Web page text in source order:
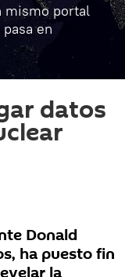
mismo portal
en
datos
Donald
ha puesto fin